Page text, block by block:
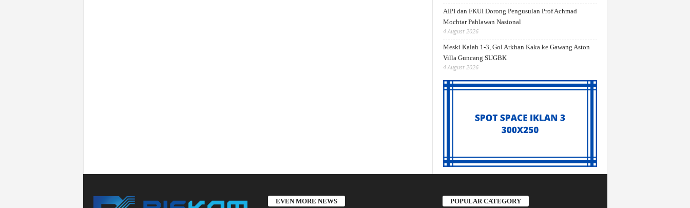
AIPI dan FKUI Dorong Pengusulan Prof Achmad
Mochtar Pahlawan Nasional
4 August 2026
Meski Kalah 1-3, Gol Arkhan Kaka ke Gawang Aston
Villa Guncang SUGBK
4 August 2026
EVEN MORE NEWS POPULAR CATEGORY